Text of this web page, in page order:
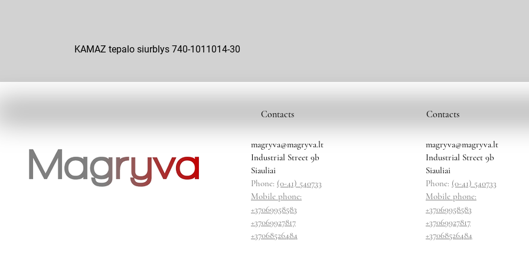
KAMAZ tepalo siurblys 740-1011014-30
Contacts
magryva@magryva.lt
Industrial Street 9b
Siauliai
Phone: (0-41) 540733
Mobile phone:
+37069958583
+37069927817
+37068526484
Contacts
magryva@magryva.lt
Industrial Street 9b
Siauliai
Phone: (0-41) 540733
Mobile phone:
+37069958583
+37069927817
+37068526484